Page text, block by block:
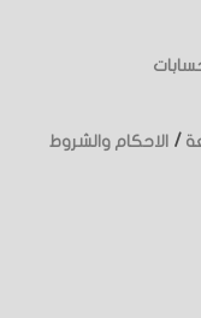
/ الاحكام والشروط